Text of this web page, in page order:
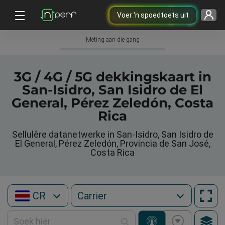
Voer 'n spoedtoets uit
Meting aan die gang
3G / 4G / 5G dekkingskaart in
San-Isidro, San Isidro de El
General, Pérez Zeledón, Costa
Rica
Sellulêre datanetwerke in San-Isidro, San Isidro de
El General, Pérez Zeledón, Provincia de San José,
Costa Rica
CR